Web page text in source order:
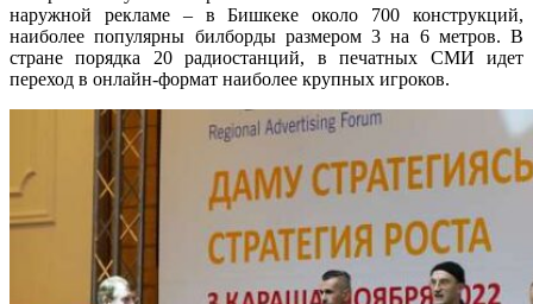
наружной рекламе – в Бишкеке около 700 конструкций,
наиболее популярны билборды размером 3 на 6 метров. В
стране порядка 20 радиостанций, в печатных СМИ идет
переход в онлайн-формат наиболее крупных игроков.